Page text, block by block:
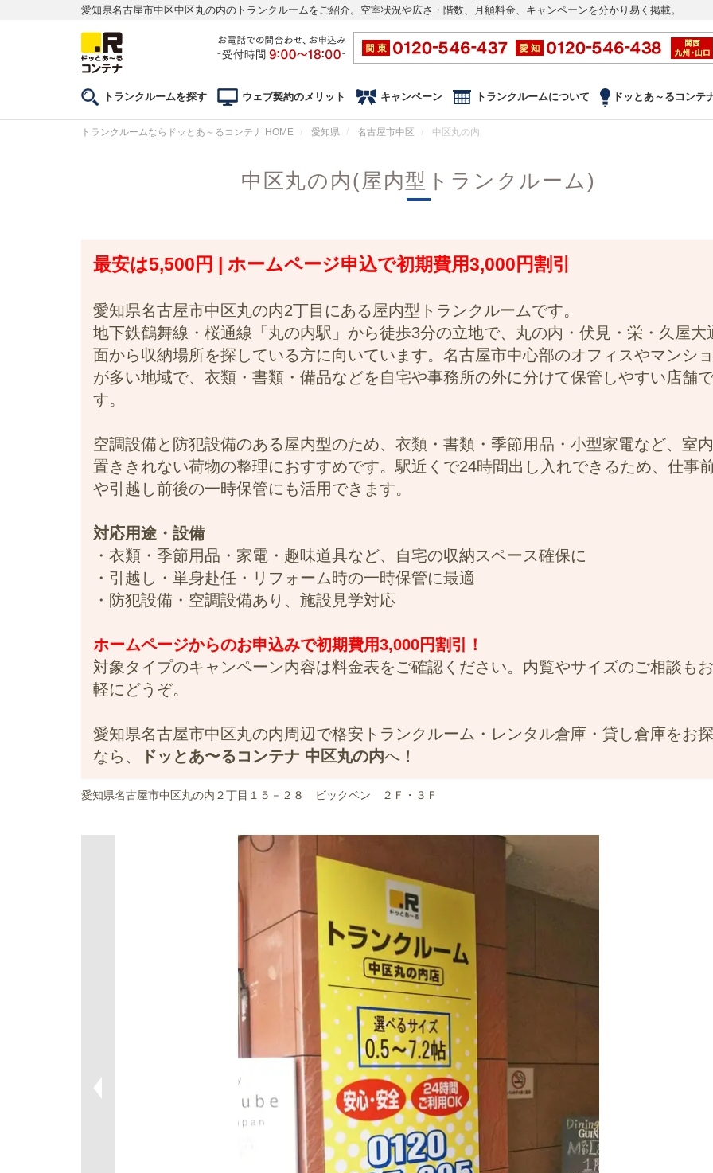
愛知県名古屋市中区中区丸の内のトランクルームをご紹介。空室状況や広さ・階数、月額料金、キャンペーンを分かり易く掲載。
トランクルームを探す ウェブ契約のメリット キャンペーン トランクルームについて ドッとあ～るコンテ
トランクルームならドッとあ～るコンテナ HOME 愛知県 名古屋市中区 中区丸の内
中区丸の内(屋内型トランクルーム)
最安は5,500円 | ホームページ申込で初期費用3,000円割引
愛知県名古屋市中区丸の内2丁目にある屋内型トランクルームです。
地下鉄鶴舞線・桜通線「丸の内駅」から徒歩3分の立地で、丸の内・伏見・栄・久屋大
面から収納場所を探している方に向いています。名古屋市中心部のオフィスやマンシ
が多い地域で、衣類・書類・備品などを自宅や事務所の外に分けて保管しやすい店舗で
す。
空調設備と防犯設備のある屋内型のため、衣類・書類・季節用品・小型家電など、室
置ききれない荷物の整理におすすめです。駅近くで24時間出し入れできるため、仕事
や引越し前後の一時保管にも活用できます。
対応用途・設備
・衣類・季節用品・家電・趣味道具など、自宅の収納スペース確保に
・引越し・単身赴任・リフォーム時の一時保管に最適
・防犯設備・空調設備あり、施設見学対応
ホームページからのお申込みで初期費用3,000円割引！
対象タイプのキャンペーン内容は料金表をご確認ください。内覧やサイズのご相談も
軽にどうぞ。
愛知県名古屋市中区丸の内周辺で格安トランクルーム・レンタル倉庫・貸し倉庫をお
なら、
ドッとあ〜るコンテナ 中区丸の内へ！
愛知県名古屋市中区丸の内２丁目１５－２８ ビックベン ２Ｆ・３Ｆ